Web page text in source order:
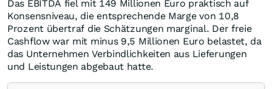
Das EBITDA fiel mit 149 Millionen Euro praktisch auf
Konsensniveau, die entsprechende Marge von 10,8
Prozent übertraf die Schätzungen marginal. Der freie
Cashflow war mit minus 9,5 Millionen Euro belastet, da
das Unternehmen Verbindlichkeiten aus Lieferungen
und Leistungen abgebaut hatte.